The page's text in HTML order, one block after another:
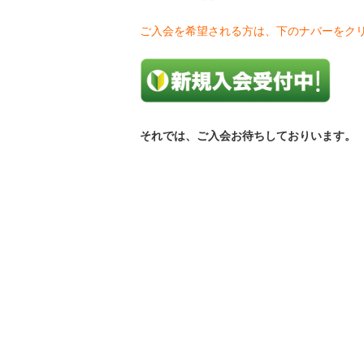
ご入会を希望される方は、下のナバーをク
それでは、ご入会お待ちしておりいます。